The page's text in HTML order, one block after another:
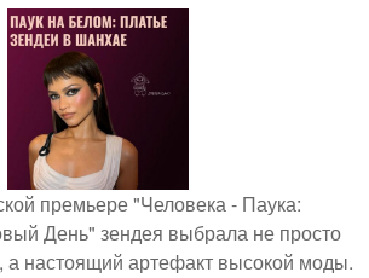
премьере "Человека - Паука:
День" зендея выбрала не просто
а настоящий артефакт высокой моды.